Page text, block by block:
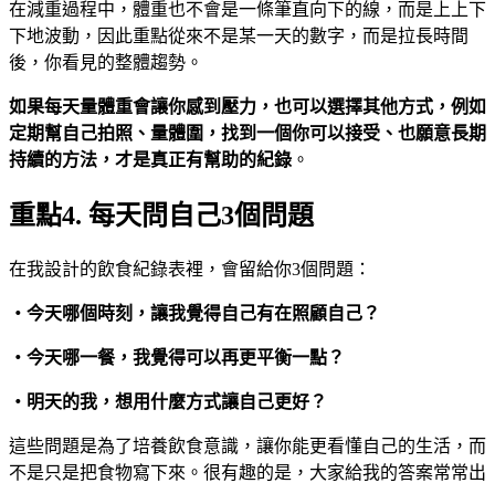
在減重過程中，體重也不會是一條筆直向下的線，而是上上下
下地波動，因此重點從來不是某一天的數字，而是拉長時間
後，你看見的整體趨勢。
如果每天量體重會讓你感到壓力，也可以選擇其他方式，例如
定期幫自己拍照、量體圍，找到一個你可以接受、也願意長期
持續的方法，才是真正有幫助的紀錄 。
重點4. 每天問自己3個問題
在我設計的飲食紀錄表裡，會留給你3個問題：
・ 今天哪個時刻，讓我覺得自己有在照顧自己？
・ 今天哪一餐，我覺得可以再更平衡一點？
・ 明天的我，想用什麼方式讓自己更好？
這些問題是為了培養飲食意識，讓你能更看懂自己的生活，而
不是只是把食物寫下來。很有趣的是，大家給我的答案常常出